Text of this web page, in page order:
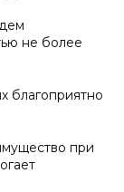
не более
благоприятно
при